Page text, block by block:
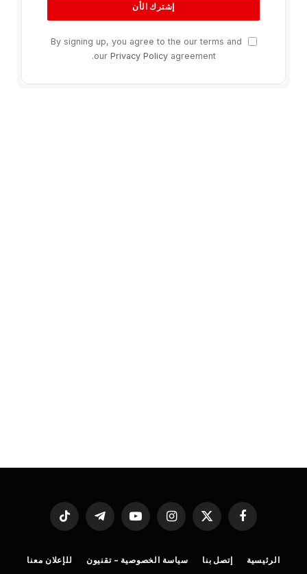
By signing up, you agree to the our terms and
our Privacy Policyagreement.
فيسبوك
X
الانستغراميوتيوب تيلقرام تيكتوك
الرئيسية إتصل بنا سياسة الخصوصية – تقنيون للإعلان معنا